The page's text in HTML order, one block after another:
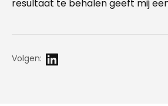
resultaat te behalen geeft mij
Volgen: